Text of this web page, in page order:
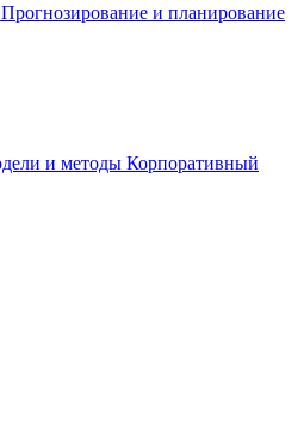
Прогнозирование и планирование
Корпоративный